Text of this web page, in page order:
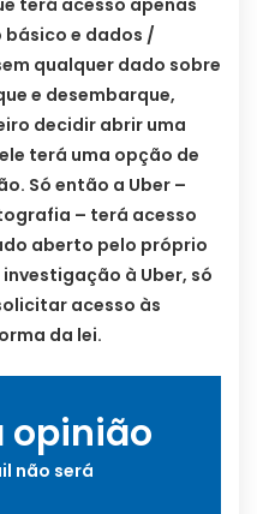
e dados /
qualquer dado sobre
e desembarque,
decidir abrir uma
terá uma opção de
Só então a Uber –
– terá acesso
aberto pelo próprio
à Uber, só
acesso às
da lei.
opinião
não será